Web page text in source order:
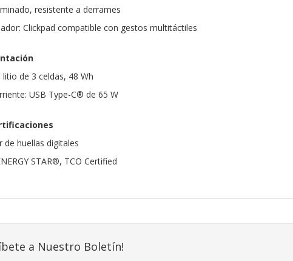
resistente a derrames
Clickpad compatible con gestos multitáctiles
de 3 celdas, 48 Wh
USB Type-C® de 65 W
de huellas digitales
STAR®, TCO Certified
a Nuestro Boletín!